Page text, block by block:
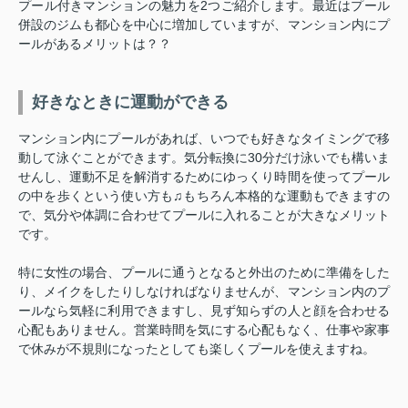
プール付きマンションの魅力を2つご紹介します。最近はプール
併設のジムも都心を中心に増加していますが、マンション内にプ
ールがあるメリットは？？
好きなときに運動ができる
マンション内にプールがあれば、いつでも好きなタイミングで移
動して泳ぐことができます。気分転換に30分だけ泳いでも構いま
せんし、運動不足を解消するためにゆっくり時間を使ってプール
の中を歩くという使い方も♫もちろん本格的な運動もできますの
で、気分や体調に合わせてプールに入れることが大きなメリット
です。
特に女性の場合、プールに通うとなると外出のために準備をした
り、メイクをしたりしなければなりませんが、マンション内のプ
ールなら気軽に利用できますし、見ず知らずの人と顔を合わせる
心配もありません。営業時間を気にする心配もなく、仕事や家事
で休みが不規則になったとしても楽しくプールを使えますね。